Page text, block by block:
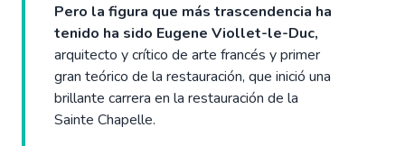
Pero la figura que más trascendencia ha
tenido ha sido Eugene Viollet-le-Duc,
arquitecto y crítico de arte francés y primer
gran teórico de la restauración, que inició una
brillante carrera en la restauración de la
Sainte Chapelle.